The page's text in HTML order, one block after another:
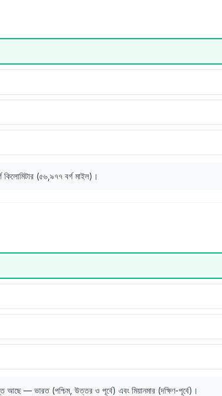
(৫৬,৯৭৭ বর্গ মাইল)।
আছে — ভারত (পশ্চিম, উত্তর ও পূর্বে) এবং মিয়ানমার (দক্ষিণ-পূর্বে)।